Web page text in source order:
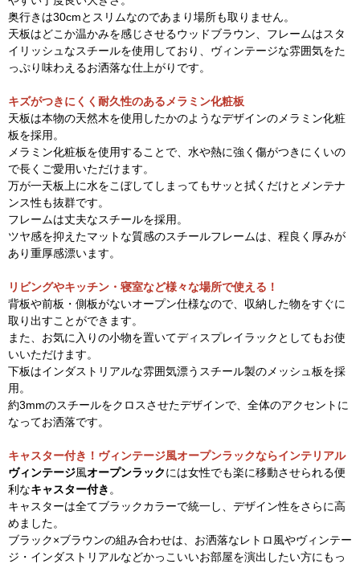
奥行きは30cmとスリムなのであまり場所も取りません。
天板はどこか温かみを感じさせるウッドブラウン、フレームはスタ
イリッシュなスチールを使用しており、ヴィンテージな雰囲気をた
っぷり味わえるお洒落な仕上がりです。
キズがつきにくく耐久性のあるメラミン化粧板
天板は本物の天然木を使用したかのようなデザインのメラミン化粧
板を採用。
メラミン化粧板を使用することで、水や熱に強く傷がつきにくいの
で長くご愛用いただけます。
万が一天板上に水をこぼしてしまってもサッと拭くだけとメンテナ
ンス性も抜群です。
フレームは丈夫なスチールを採用。
ツヤ感を抑えたマットな質感のスチールフレームは、程良く厚みが
あり重厚感漂います。
リビングやキッチン・寝室など様々な場所で使える！
背板や前板・側板がないオープン仕様なので、収納した物をすぐに
取り出すことができます。
また、お気に入りの小物を置いてディスプレイラックとしてもお使
いいただけます。
下板はインダストリアルな雰囲気漂うスチール製のメッシュ板を採
用。
約3mmのスチールをクロスさせたデザインで、全体のアクセントに
なってお洒落です。
キャスター付き！ヴィンテージ風オープンラックならインテリアル
ヴィンテージ風オープンラックには女性でも楽に移動させられる便
利なキャスター付き 。
キャスターは全てブラックカラーで統一し、デザイン性をさらに高
めました。
ブラック×ブラウンの組み合わせは、お洒落なレトロ風やヴィンテー
ジ・インダストリアルなどかっこいいお部屋を演出したい方にもっ